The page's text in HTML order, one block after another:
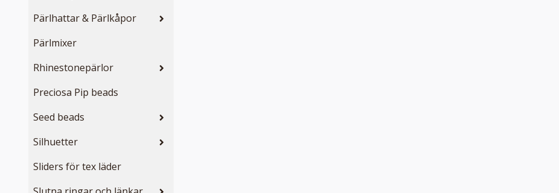
Pärlhattar & Pärlkåpor
Pärlmixer
Rhinestonepärlor
Preciosa Pip beads
Seed beads
Silhuetter
Sliders för tex läder